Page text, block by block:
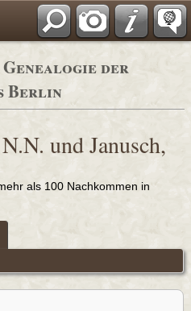
Adressbücher
der
Berlin
und Janusch,
als 100 Nachkommen in